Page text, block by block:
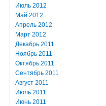
Июль 2012
Май 2012
Апрель 2012
Март 2012
Декабрь 2011
Ноябрь 2011
Октябрь 2011
Сентябрь 2011
Август 2011
Июль 2011
Июнь 2011